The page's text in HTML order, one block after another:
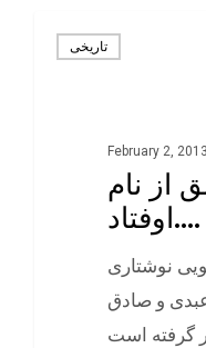
تاريخی
February 2, 2013
از نام
اوفتاد….
نوشتاری
و صادق